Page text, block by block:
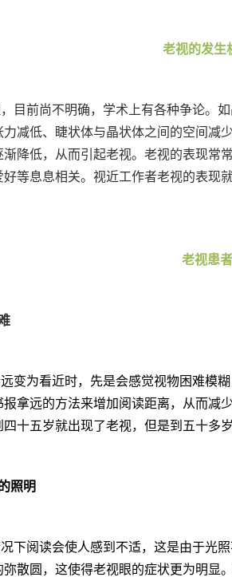
老视的发生
目前尚不明确，学术上有各种争论。
减低、睫状体与晶状体之间的空间减
降低，从而引起老视。老视的表现常
等息息相关。视近工作者老视的表现
老视患
变为看近时，先是会感觉视物困难模
报拿远的方法来增加阅读距离，从而减
十五岁就出现了老视，但是到五十多
照明
下阅读会使人感到不适，这是由于光
弥散圆 ，这使得老视眼的症状更为明显